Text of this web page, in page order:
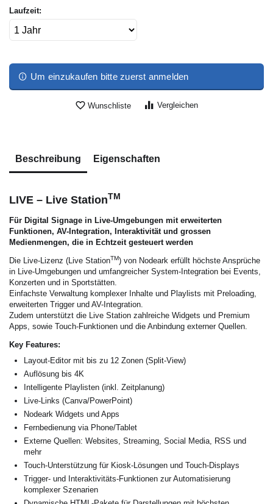
Laufzeit:
Um einzukaufen bitte zuerst anmelden
Wunschliste Vergleichen
Beschreibung Eigenschaften
LIVE – Live StationTM
Für Digital Signage in Live-Umgebungen mit erweiterten
Funktionen, AV-Integration, Interaktivität und grossen
Medienmengen, die in Echtzeit gesteuert werden
Die Live-Lizenz (Live StationTM) von Nodeark erfüllt höchste Ansprüche
in Live-Umgebungen und umfangreicher System-Integration bei Events,
Konzerten und in Sportstätten.
Einfachste Verwaltung komplexer Inhalte und Playlists mit Preloading,
erweiterten Trigger und AV-Integration.
Zudem unterstützt die Live Station zahlreiche Widgets und Premium
Apps, sowie Touch-Funktionen und die Anbindung externer Quellen.
Key Features:
Layout-Editor mit bis zu 12 Zonen (Split-View)
Auflösung bis 4K
Intelligente Playlisten (inkl.Zeitplanung)
Live-Links (Canva/PowerPoint)
Nodeark Widgets und Apps
Fernbedienung via Phone/Tablet
Externe Quellen: Websites, Streaming, Social Media, RSS und
mehr
Touch-Unterstützung für Kiosk-Lösungen und Touch-Displays
Trigger- und Interaktivitäts-Funktionen zur Automatisierung
komplexer Szenarien